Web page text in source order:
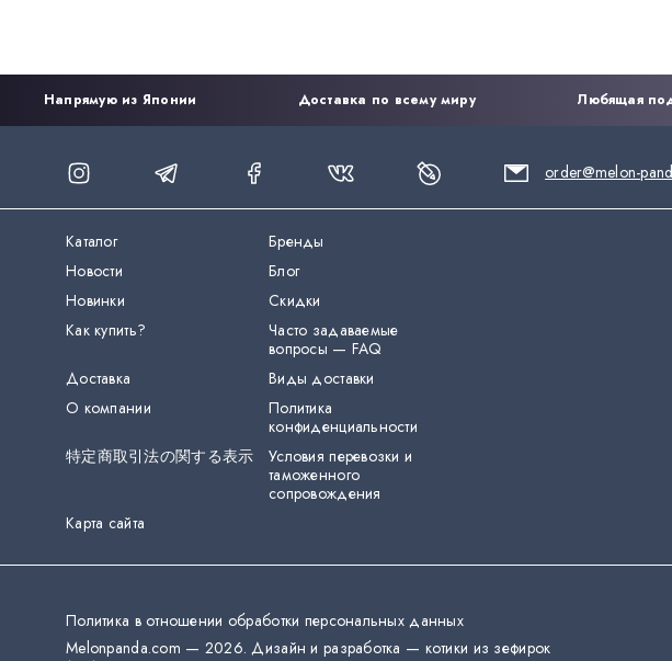
Напрямую из Японии Доставка по всему миру Любящая
order@melon-
Каталог
Бренды
Новости
Блог
Новинки
Скидки
Как купить?
Часто задаваемые
вопросы — FAQ
Доставка
Виды доставки
О компании
Политика
конфиденциальности
特定商取引法の関する表示
Условия перевозки и
таможенного
сопровождения
Карта сайта
Политика в отношении обработки персональных данных
Melonpanda.com — 2026.Дизайн и разработка — котики из зефирок